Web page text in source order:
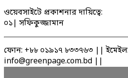
ওয়েবসাইটে প্রকাশনার দায়িত্বে:
০১| সফিকুজ্জামান
ফোন: +৮৮ ০১৯১৭ ৮৩৩৭৬৩ || ইমেইল:
info@greenpage.com.bd ||